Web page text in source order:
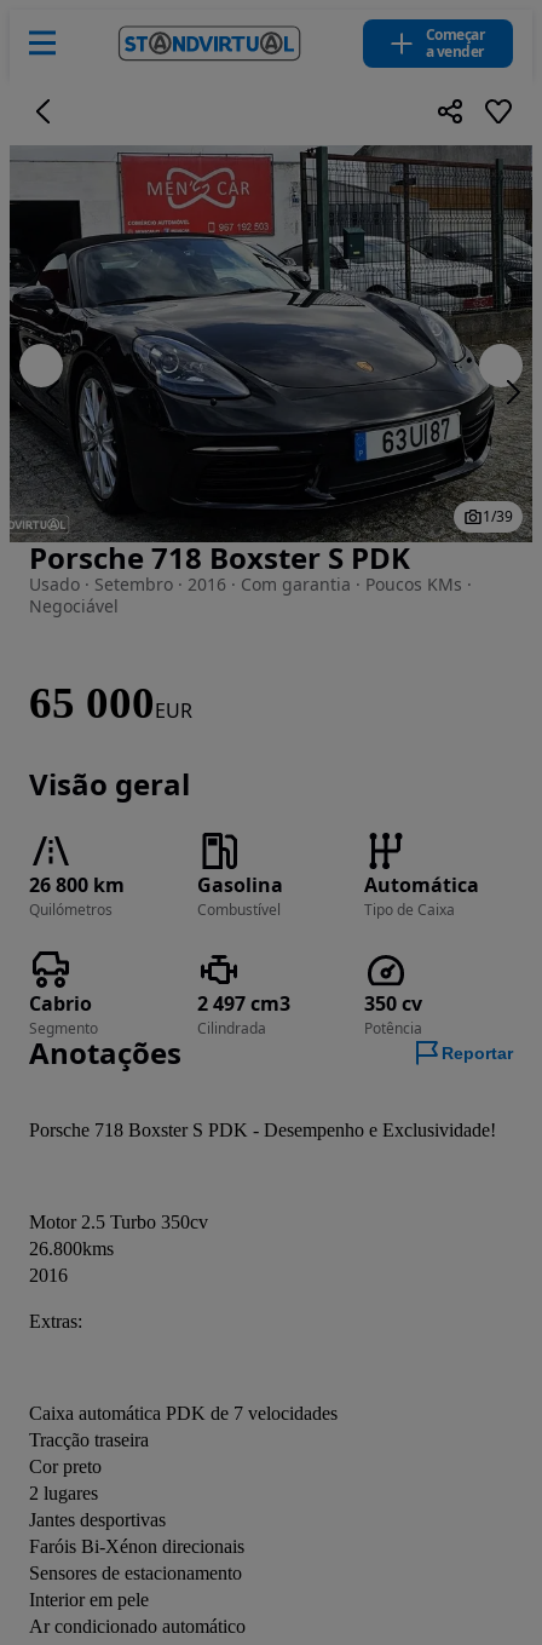
Começar
a vender
Imagem 1 de 39
1/39
Porsche 718 Boxster S PDK
Usado · Setembro · 2016 · Com garantia · Poucos KMs ·
Negociável
65 000EUR
Visão geral
26 800 km
Quilómetros
Gasolina
Combustível
Automática
Tipo de Caixa
Cabrio
Segmento
2 497 cm3
Cilindrada
350 cv
Potência
Anotações Reportar
Porsche 718 Boxster S PDK - Desempenho e Exclusividade!
Motor 2.5 Turbo 350cv
26.800kms
2016
Extras:
Caixa automática PDK de 7 velocidades
Tracção traseira
Cor preto
2 lugares
Jantes desportivas
Faróis Bi-Xénon direcionais
Sensores de estacionamento
Interior em pele
Ar condicionado automático